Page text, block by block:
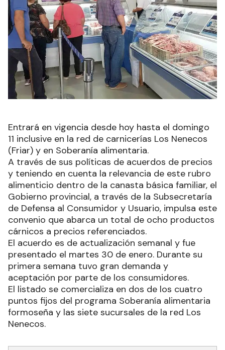
Entrará en vigencia desde hoy hasta el domingo
11 inclusive en la red de carnicerías Los Nenecos
(Friar) y en Soberanía alimentaria.
A través de sus políticas de acuerdos de precios
y teniendo en cuenta la relevancia de este rubro
alimenticio dentro de la canasta básica familiar, el
Gobierno provincial, a través de la Subsecretaría
de Defensa al Consumidor y Usuario, impulsa este
convenio que abarca un total de ocho productos
cárnicos a precios referenciados.
El acuerdo es de actualización semanal y fue
presentado el martes 30 de enero. Durante su
primera semana tuvo gran demanda y
aceptación por parte de los consumidores.
El listado se comercializa en dos de los cuatro
puntos fijos del programa Soberanía alimentaria
formoseña y las siete sucursales de la red Los
Nenecos.